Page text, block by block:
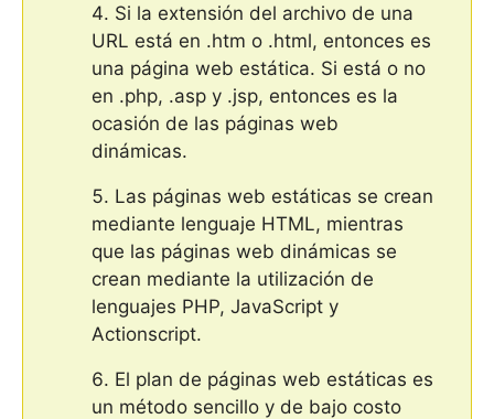
Si la extensión del archivo de una
URL está en .htm o .html, entonces es
una página web estática. Si está o no
en .php, .asp y .jsp, entonces es la
ocasión de las páginas web
dinámicas.
Las páginas web estáticas se crean
mediante lenguaje HTML, mientras
que las páginas web dinámicas se
crean mediante la utilización de
lenguajes PHP, JavaScript y
Actionscript.
El plan de páginas web estáticas es
un método sencillo y de bajo costo